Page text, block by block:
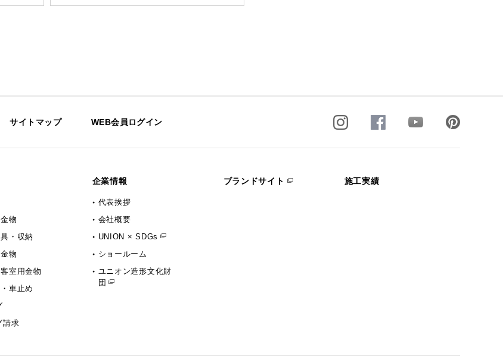
サイトマップ WEB会員ログイン
物
・収納
物
室用金物
車止め
請求
企業情報
代表挨拶
会社概要
UNION × SDGs
ショールーム
ユニオン造形文化財
団
ブランドサイト 施工実績